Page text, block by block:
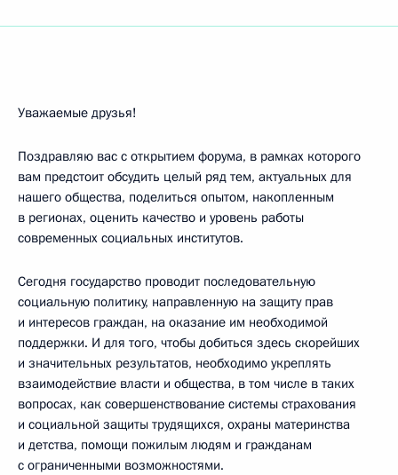
Уважаемые друзья!
Поздравляю вас с открытием форума, в рамках которого
вам предстоит обсудить целый ряд тем, актуальных для
нашего общества, поделиться опытом, накопленным
в регионах, оценить качество и уровень работы
современных социальных институтов.
Сегодня государство проводит последовательную
социальную политику, направленную на защиту прав
и интересов граждан, на оказание им необходимой
поддержки. И для того, чтобы добиться здесь скорейших
и значительных результатов, необходимо укреплять
взаимодействие власти и общества, в том числе в таких
вопросах, как совершенствование системы страхования
и социальной защиты трудящихся, охраны материнства
и детства, помощи пожилым людям и гражданам
с ограниченными возможностями.